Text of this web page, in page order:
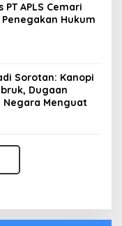
APLS Cemari
Hukum
Sorotan: Kanopi
Dugaan
Negara Menguat